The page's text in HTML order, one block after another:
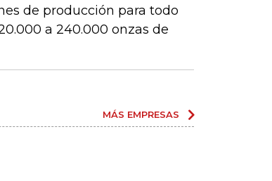
de producción para todo
a 240.000 onzas de
MÁS EMPRESAS